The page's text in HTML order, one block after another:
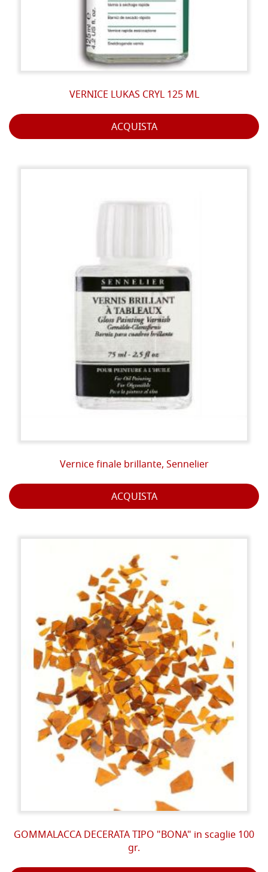
VERNICE LUKAS CRYL 125 ML
ACQUISTA
Vernice finale brillante, Sennelier
ACQUISTA
GOMMALACCA DECERATA TIPO "BONA" in scaglie 100
gr.